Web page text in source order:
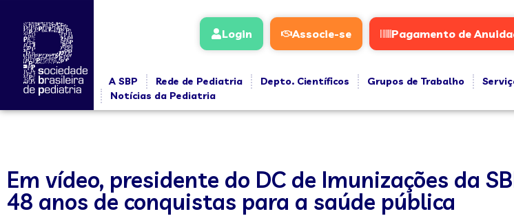
Login Associe-se Pagamento de
A SBP Rede de Pediatria Depto. Científicos Grupos de Trabalho
Notícias da Pediatria
Em vídeo, presidente do DC de Imunizações da
48 anos de conquistas para a saúde pública